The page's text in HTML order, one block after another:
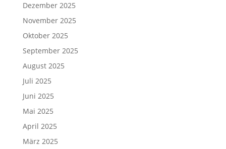
Dezember 2025
November 2025
Oktober 2025
September 2025
August 2025
Juli 2025
Juni 2025
Mai 2025
April 2025
März 2025